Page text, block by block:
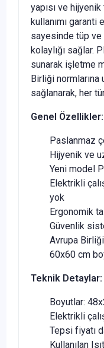
yapısı ve
kullanımı garanti
sayesinde tüp ve
kolaylığı sağlar.
sunarak işletme
Birliği
sağlanarak, her
Genel Özellikler:
Paslanmaz
Hijyenik ve
Yeni model
Elektrikli
yok
Ergonomik
Güvenlik
Avrupa
60x60 cm
Teknik Detaylar:
Boyutlar:
Elektrikli
Tepsi fiyatı
Kullanılan